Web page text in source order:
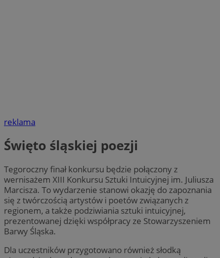
reklama
Święto śląskiej poezji
Tegoroczny finał konkursu będzie połączony z
wernisażem XIII Konkursu Sztuki Intuicyjnej im. Juliusza
Marcisza. To wydarzenie stanowi okazję do zapoznania
się z twórczością artystów i poetów związanych z
regionem, a także podziwiania sztuki intuicyjnej,
prezentowanej dzięki współpracy ze Stowarzyszeniem
Barwy Śląska.
Dla uczestników przygotowano również słodką